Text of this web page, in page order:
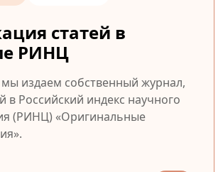
статей в
РИНЦ
мы издаем собственный журнал,
в Российский индекс научного
(РИНЦ) «Оригинальные